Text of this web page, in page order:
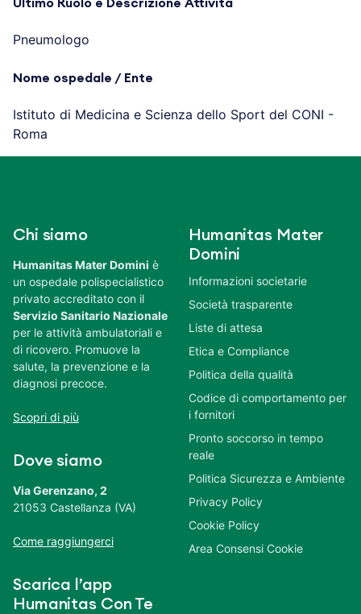
Ultimo Ruolo e Descrizione Attività
Pneumologo
Nome ospedale / Ente
Istituto di Medicina e Scienza dello Sport del CONI -
Roma
Chi siamo
Humanitas Mater Domini è
un ospedale polispecialistico
privato accreditato con il
Servizio Sanitario Nazionale
per le attività ambulatoriali e
di ricovero. Promuove la
salute, la prevenzione e la
diagnosi precoce.
Scopri di più
Dove siamo
Via Gerenzano, 2
21053 Castellanza (VA)
Come raggiungerci
Scarica l’app
Humanitas Con Te
Humanitas Mater
Domini
Informazioni societarie
Società trasparente
Liste di attesa
Etica e Compliance
Politica della qualità
Codice di comportamento per
i fornitori
Pronto soccorso in tempo
reale
Politica Sicurezza e Ambiente
Privacy Policy
Cookie Policy
Area Consensi Cookie